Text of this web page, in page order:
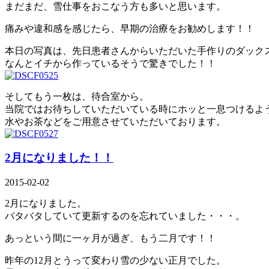
まだまだ、雪仕事をおこなう方も多いと思います。
痛みや違和感を感じたら、早期の治療をお勧めします！！
本日の写真は、先日患者さんからいただいた手作りのダック
なんとイチから作っているそうで驚きでした！！
そしてもう一枚は、待合室から。
当院ではお待ちしていただいている時にホッと一息つけるよ
水やお茶などをご用意させていただいております。
2月になりました！！
2015-02-02
2月になりました。
バタバタしていて更新するのを忘れていました・・・。
あっという間に一ヶ月が過ぎ、もう二月です！！
昨年の12月とうって変わり雪の少ない正月でした。